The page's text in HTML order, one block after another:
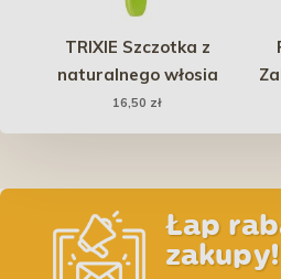
TRIXIE Szczotka z
naturalnego włosia
16,50 zł
Łap
zakupy!